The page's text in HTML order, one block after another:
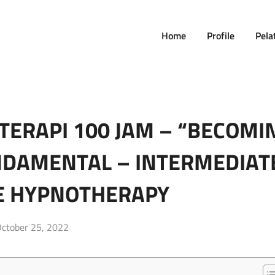
Home Profile
100 JAM –
–
HYPNOTHERAPY
25, 2022